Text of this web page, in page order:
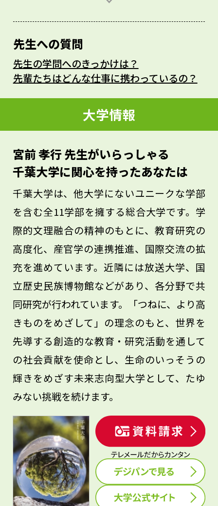
せん。絶対的に見えるようなことでも盲信
せず、これまで学んできたことを踏まえた
うえで、常に疑問を持つ姿勢が大切です。
までに溜めた自分の疑問を解決する場所だ
と思います。自分はなぜ学ぶのか、自分が
これから進んでいくことに対する疑問を少
しずつ解決していくための入り口の一つだ
先生への質問
先生の学問へのきっかけは？
先輩たちはどんな仕事に携わっているの？
大学情報
宮前 孝行 先生がいらっしゃる
千葉大学に関心を持ったあなたは
千葉大学は、他大学にないユニークな学部
を含む全11学部を擁する総合大学です。学
際的文理融合の精神のもとに、教育研究の
高度化、産官学の連携推進、国際交流の拡
充を進めています。近隣には放送大学、国
立歴史民族博物館などがあり、各分野で共
同研究が行われています。「つねに、より高
きものをめざして」の理念のもと、世界を
先導する創造的な教育・研究活動を通して
の社会貢献を使命とし、生命のいっそうの
輝きをめざす未来志向型大学として、たゆ
みない挑戦を続けます。